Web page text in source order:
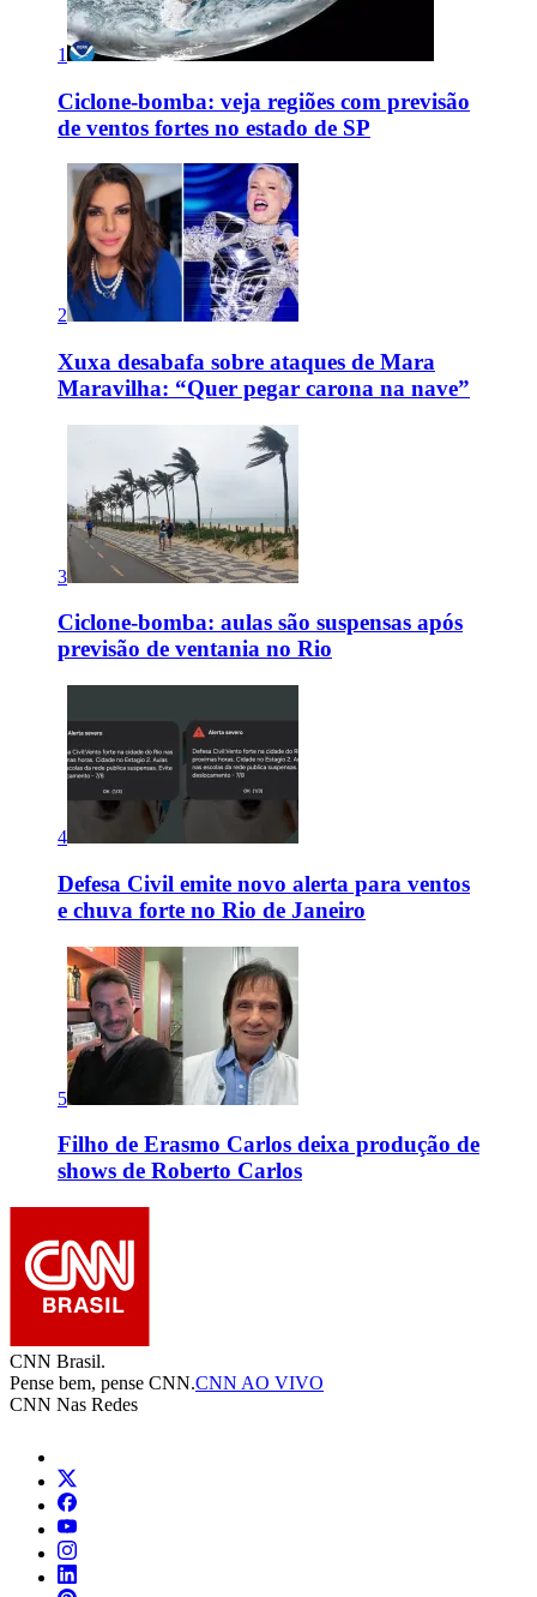
1
Ciclone-bomba: veja regiões com previsão
de ventos fortes no estado de SP
2
Xuxa desabafa sobre ataques de Mara
Maravilha: “Quer pegar carona na nave”
3
Ciclone-bomba: aulas são suspensas após
previsão de ventania no Rio
4
Defesa Civil emite novo alerta para ventos
e chuva forte no Rio de Janeiro
5
Filho de Erasmo Carlos deixa produção de
shows de Roberto Carlos
CNN Brasil.
Pense bem, pense CNN.CNN AO VIVO
CNN Nas Redes